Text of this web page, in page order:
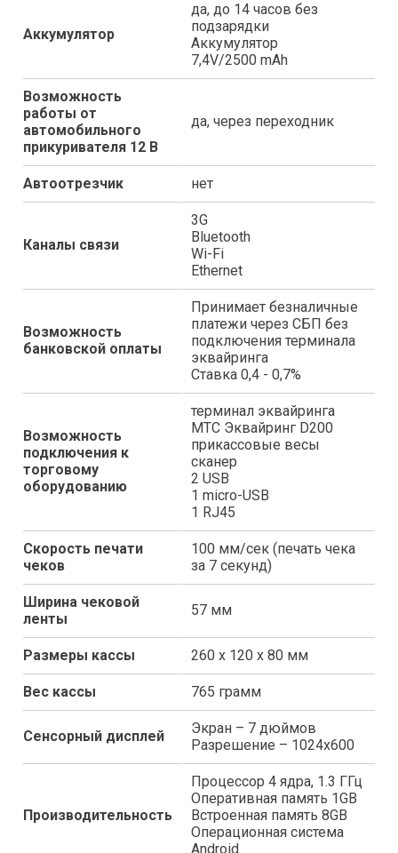
Аккумулятор
да, до 14 часов без
подзарядки
Аккумулятор
7,4V/2500 mAh
Возможность
работы от
автомобильного
прикуривателя 12 В
да, через переходник
Автоотрезчик нет
Каналы связи
3G
Bluetooth
Wi-Fi
Ethernet
Возможность
банковской оплаты
Принимает безналичные
платежи через СБП без
подключения терминала
эквайринга
Ставка 0,4 - 0,7%
Возможность
подключения к
торговому
оборудованию
терминал эквайринга
МТС Эквайринг D200
прикассовые весы
сканер
2 USB
1 micro-USB
1 RJ45
Скорость печати
чеков
100 мм/сек (печать чека
за 7 секунд)
Ширина чековой
ленты
57 мм
Размеры кассы 260 х 120 х 80 мм
Вес кассы 765 грамм
Сенсорный дисплей
Экран – 7 дюймов
Разрешение – 1024х600
Производительность
Процессор 4 ядра, 1.3 ГГц
Оперативная память 1GB
Встроенная память 8GB
Операционная система
Android